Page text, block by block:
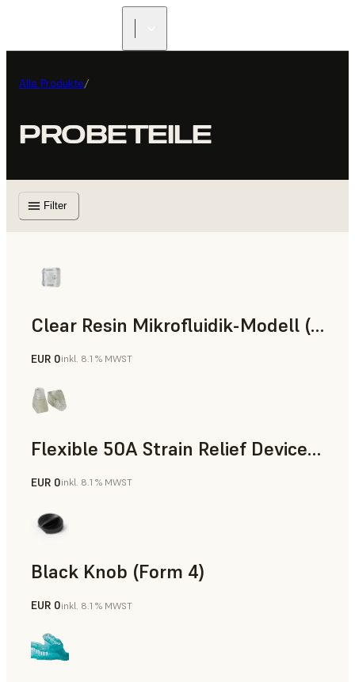
Alle Produkte/
PROBETEILE
Filter
Clear Resin Mikrofluidik-Modell (Form 4)
Standard
EUR 0inkl. 8.1 % MWST
Flexible 50A Strain Relief Device (Form 4)
Technik
EUR 0inkl. 8.1 % MWST
Black Knob (Form 4)
Standard
EUR 0inkl. 8.1 % MWST